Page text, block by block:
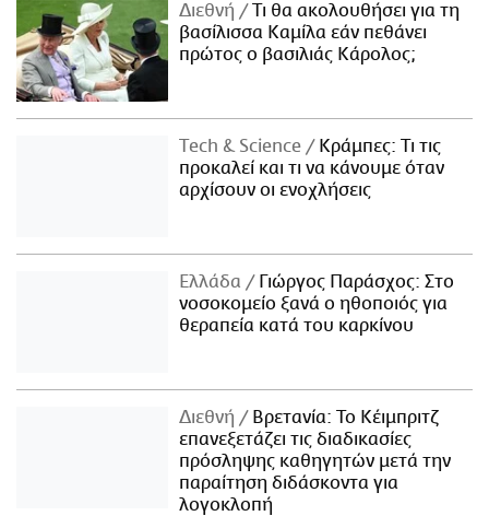
Διεθνή
Τι θα ακολουθήσει για τη
βασίλισσα Καμίλα εάν πεθάνει
πρώτος ο βασιλιάς Κάρολος;
Τech & Science
Κράμπες: Τι τις
προκαλεί και τι να κάνουμε όταν
αρχίσουν οι ενοχλήσεις
Ελλάδα
Γιώργος Παράσχος: Στο
νοσοκομείο ξανά ο ηθοποιός για
θεραπεία κατά του καρκίνου
Διεθνή
Βρετανία: Το Κέιμπριτζ
επανεξετάζει τις διαδικασίες
πρόσληψης καθηγητών μετά την
παραίτηση διδάσκοντα για
λογοκλοπή